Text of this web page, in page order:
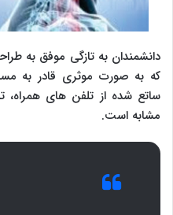
دانشمندان به تازگی موفق به
که به صورت موثری قادر به
ساتع شده از تلفن های همراه،
مشابه است.